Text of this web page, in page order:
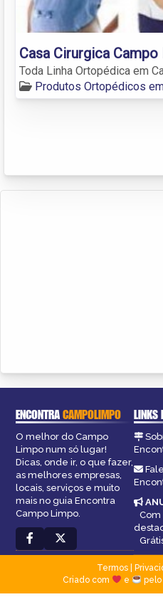
Casa Cirurgica
Toda Linha Ortopédica em
Produtos Ortopédicos
ENCONTRACAMPOLIMPO
O melhor do Campo
Limpo num só lugar!
Dicas, onde ir, o que fazer,
as melhores empresas,
locais, serviços e muito
mais no guia Encontra
Campo Limpo.
LINKS
Com
Termos|
Criado com
e pelo